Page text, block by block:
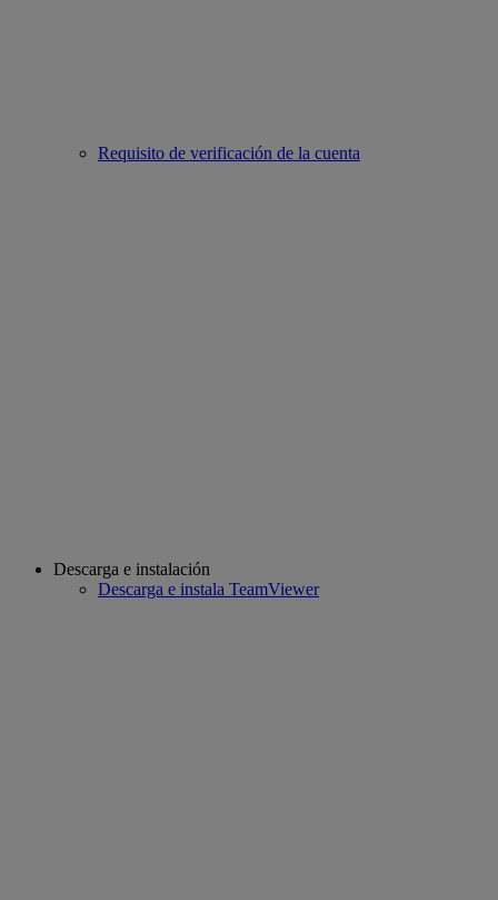
Requisito de verificación de la cuenta
Descarga e instalación
Descarga e instala TeamViewer